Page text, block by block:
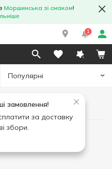
Моршинська зі смаком!
1
Популярні
замовлення!
за доставку
збори.
Яйця та молочні продукти
лактози